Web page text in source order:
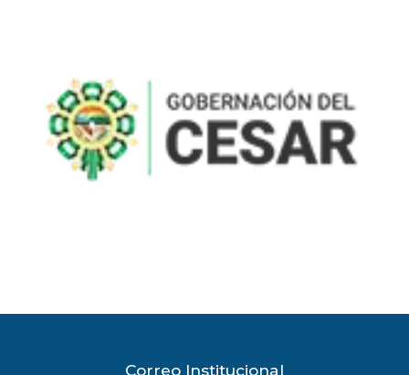
Correo Institucional